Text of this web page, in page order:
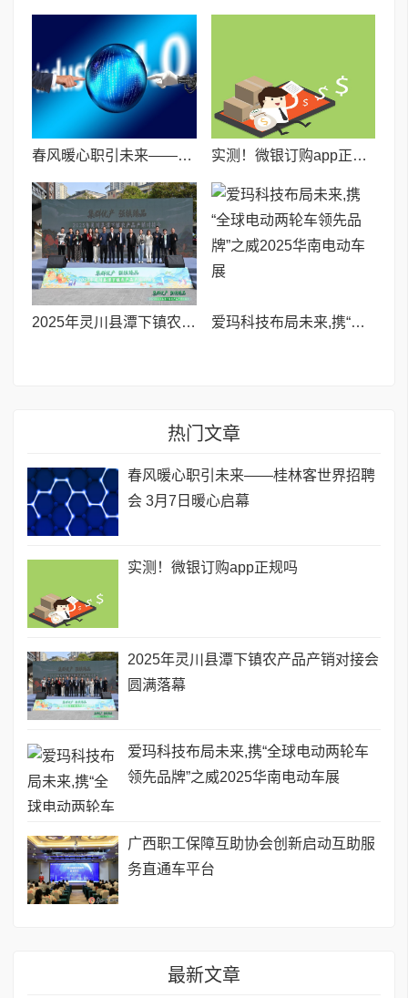
春风暖心职引未来——桂林客世界招聘会 3月7日暖心启幕 实测！微银订购app正规吗
2025年灵川县潭下镇农产品产销对接会圆满落幕 爱玛科技布局未来,携“全球电动两轮车领先品牌”之威2025华南电动车展
热门文章
春风暖心职引未来——桂林客世界招聘
会 3月7日暖心启幕
实测！微银订购app正规吗
2025年灵川县潭下镇农产品产销对接会
圆满落幕
爱玛科技布局未来,携“全球电动两轮车
领先品牌”之威2025华南电动车展
广西职工保障互助协会创新启动互助服
务直通车平台
最新文章